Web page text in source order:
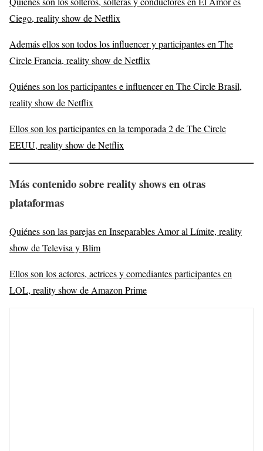
Ciego, reality show de Netflix
Además ellos son todos los influencer y participantes en The
Circle Francia, reality show de Netflix
Quiénes son los participantes e influencer en The Circle Brasil,
reality show de Netflix
Ellos son los participantes en la temporada 2 de The Circle
EEUU, reality show de Netflix
Más contenido sobre reality shows en otras
plataformas
Quiénes son las parejas en Inseparables Amor al Límite, reality
show de Televisa y Blim
Ellos son los actores, actrices y comediantes participantes en
LOL, reality show de Amazon Prime